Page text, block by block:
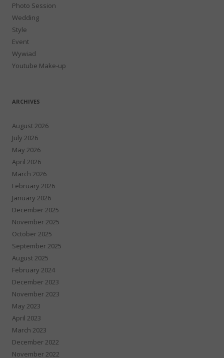
Photo Session
Wedding
Style
Event
Wywiad
Youtube Make-up
ARCHIVES
August 2026
July 2026
May 2026
April 2026
March 2026
February 2026
January 2026
December 2025
November 2025
October 2025
September 2025
August 2025
February 2024
December 2023
November 2023
May 2023
April 2023
March 2023
December 2022
November 2022